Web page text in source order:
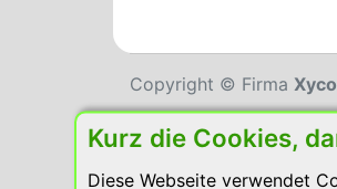
Copyright © Firma
Kurz die Cookies,
Diese Webseite verwendet